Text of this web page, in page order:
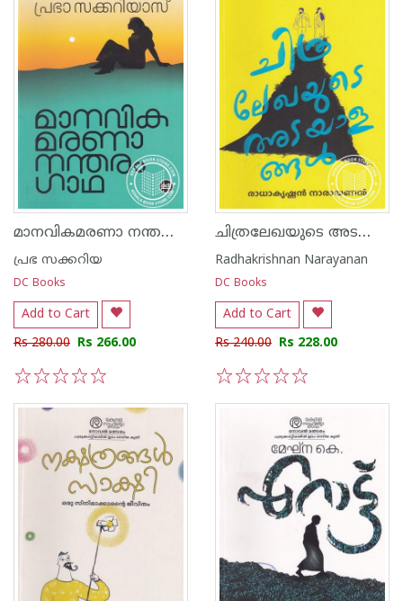
മാനവികമരണാ നന്തരം ഗാഥ
പ്രഭ സക്കറിയ
DC Books
Add to Cart
Rs 280.00 Rs 266.00
ചിത്രലേഖയുടെ അടയാളങ്ങള്‍
Radhakrishnan Narayanan
DC Books
Add to Cart
Rs 240.00 Rs 228.00